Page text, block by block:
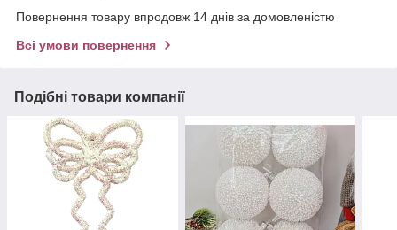
Повернення товару впродовж 14 днів за домовленістю
Всі умови повернення
Подібні товари компанії